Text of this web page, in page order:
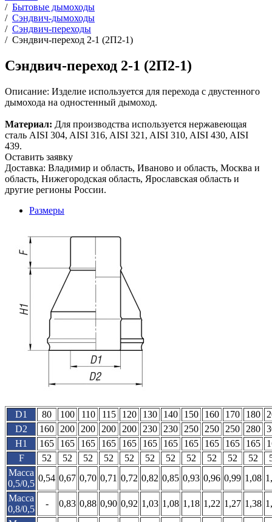
/ Бытовые дымоходы
/ Сэндвич-дымоходы
/ Сэндвич-переходы
/ Сэндвич-переход 2-1 (2П2-1)
Сэндвич-переход 2-1 (2П2-1)
Описание: Изделие используется для перехода с двустенного
дымохода на одностенный дымоход.
Материал: Для производства используется нержавеющая
сталь AISI 304, AISI 316, AISI 321, AISI 310, AISI 430, AISI
439.
Оставить заявку
Доставка: Владимир и область, Иваново и область, Москва и
область, Нижегородская область, Ярославская область и
другие регионы России.
Размеры
D1 80 100 110 115 120 130 140 150 160 170 180
D2
160 200 200 200 200 230 230 250 250 250 280
H1
165 165 165 165 165 165 165 165 165 165 165
F
52 52 52 52 52 52 52 52 52 52 52
Масса
0,5/0,5
0,54 0,67 0,70 0,71 0,72 0,82 0,85 0,93 0,96 0,99 1,08
Масса
0,8/0,5
- 0,83 0,88 0,90 0,92 1,03 1,08 1,18 1,22 1,27 1,38